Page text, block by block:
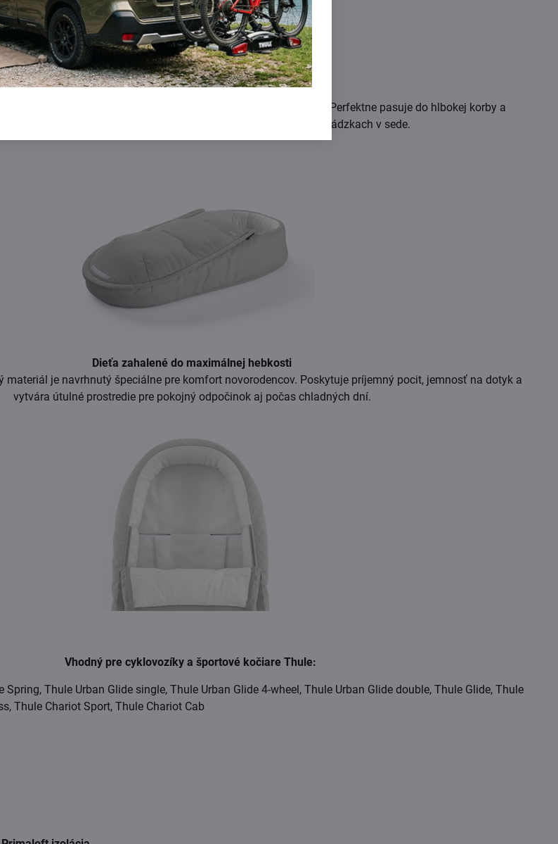
Ochrana počas celej prvej zimnej sezóny
spoľahlivo chránil dieťa počas celej jeho prvej chladnej sezóny. Perfektne pasuje do hlbokej korby a
ho premiestnite aj do športovej časti kočíka pri prvých prechádzkach v sede.
Dieťa zahalené do maximálnej hebkosti
materiál je navrhnutý špeciálne pre komfort novorodencov. Poskytuje príjemný pocit, jemnosť na dotyk a
vytvára útulné prostredie pre pokojný odpočinok aj počas chladných dní.
Vhodný pre cyklovozíky a športové kočiare Thule:
Spring, Thule Urban Glide single, Thule Urban Glide 4-wheel, Thule Urban Glide double, Thule Glide, Thule
Thule Chariot Sport, Thule Chariot Cab